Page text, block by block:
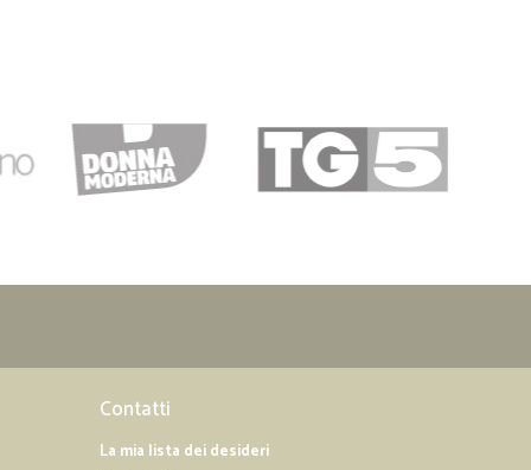
Contatti
La mia lista dei desideri